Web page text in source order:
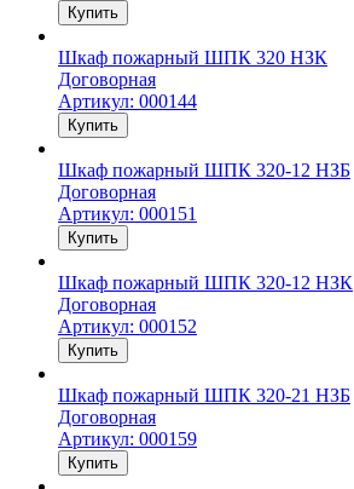
Купить
Шкаф пожарный ШПК 320 НЗК
Договорная
Артикул: 000144
Купить
Шкаф пожарный ШПК 320-12 НЗБ
Договорная
Артикул: 000151
Купить
Шкаф пожарный ШПК 320-12 НЗК
Договорная
Артикул: 000152
Купить
Шкаф пожарный ШПК 320-21 НЗБ
Договорная
Артикул: 000159
Купить